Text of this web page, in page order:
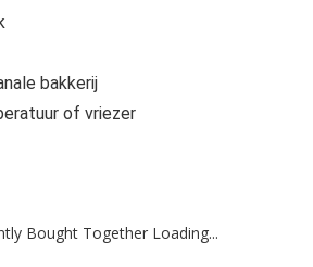
bakkerij
of vriezer
Bought Together Loading...